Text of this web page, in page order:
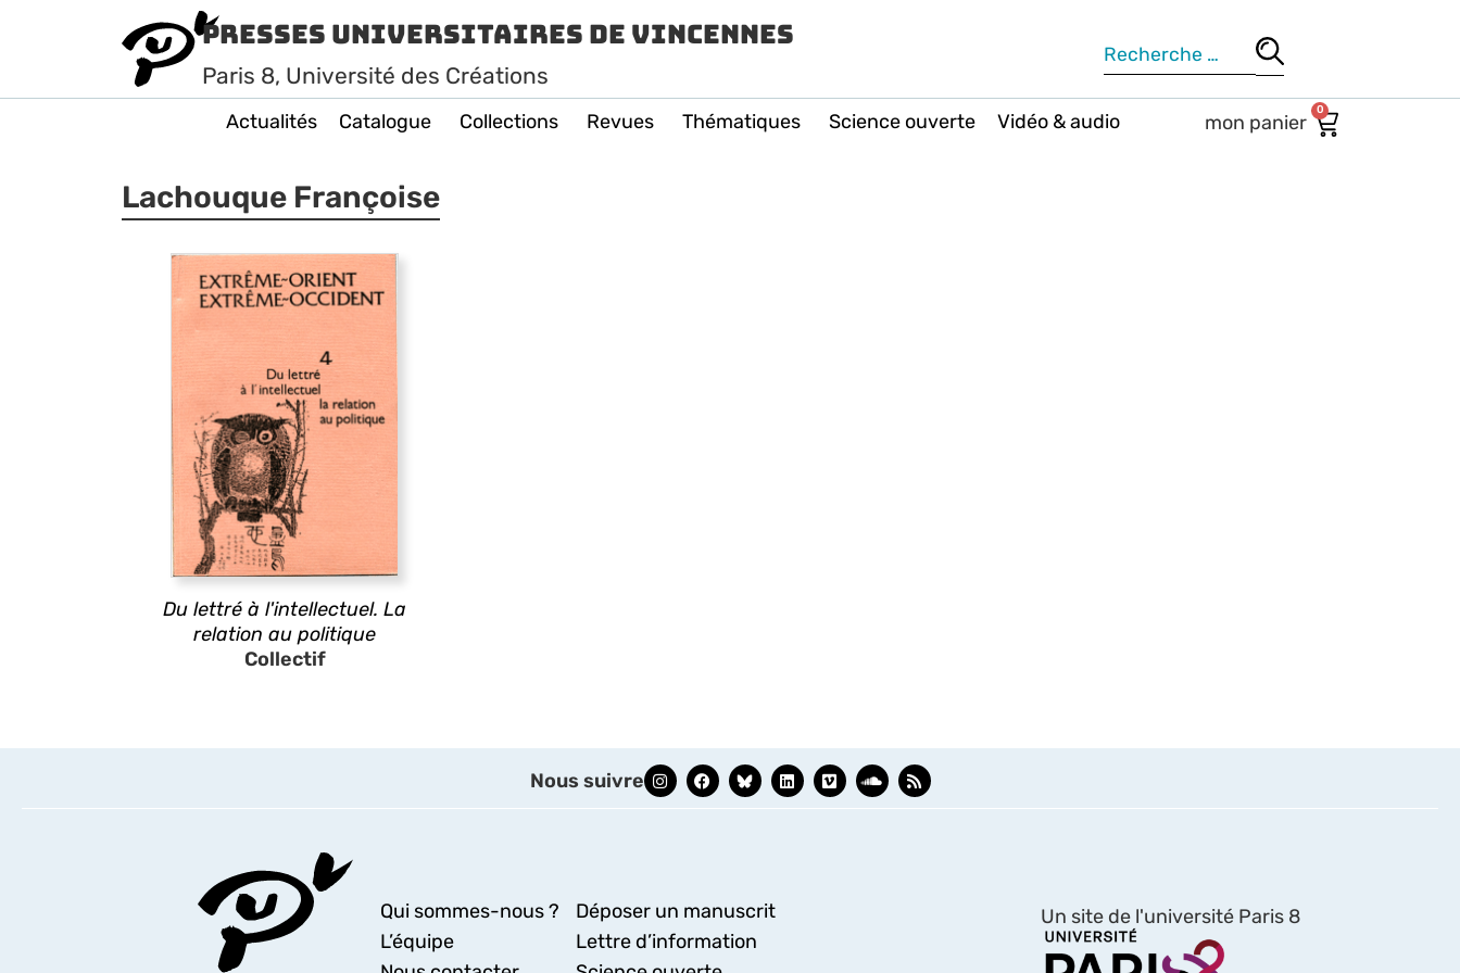
Presses Universitaires de Vincennes
Paris 8, Université des Créations
Actualités Catalogue Collections Revues Thématiques Science ouverte Vidéo & audio 0
Lachouque Françoise
Du lettré à l'intellectuel. La
relation au politique
Collectif
Nous suivre
Qui sommes-nous ?
L’équipe
Déposer un manuscrit
Lettre d’information
Un site de l'université Paris 8